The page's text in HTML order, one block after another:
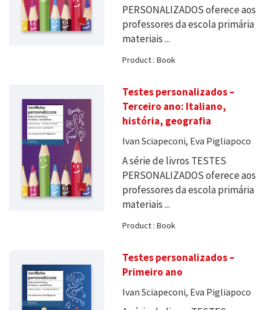
PERSONALIZADOS oferece aos
professores da escola primária
materiais ...
Product : Book
Testes personalizados –
Terceiro ano: Italiano,
história, geografia
Ivan Sciapeconi, Eva Pigliapoco
A série de livros TESTES
PERSONALIZADOS oferece aos
professores da escola primária
materiais ...
Product : Book
Testes personalizados –
Primeiro ano
Ivan Sciapeconi, Eva Pigliapoco